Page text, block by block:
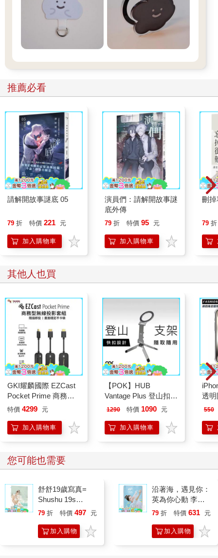
推薦必看
請解開故事謎底 05
79 折 特價 221 元
加入購物車
演員們：請解開故事謎
底外傳
79 折 特價 95 元
加入購物車
刪
79 折
其他人也買
GKI耀麟國際 EZCast
Pocket Prime 商務型
無線投影套組 1發2收
特價 4299 元
加入購物車
【POK】HUB
Vantage Plus 登山扣磁
吸支架
1290 特價 1090 元
加入購物車
透
550
您可能也需要
舒舒19歲寫真=
Shushu 19s
photography
79 折 特價 497 元
加入購物
車
沿著海，遇見你：
英為你心動 李雅
英1st台灣感性紙
79 折 特價 631 元
加入購物
車